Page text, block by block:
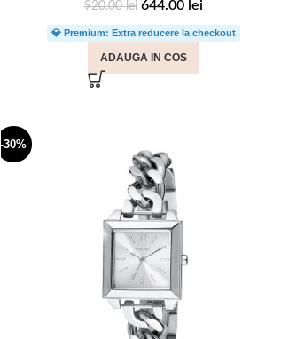
920.00lei 644.00 lei
💎 Premium: Extra reducere la checkout
ADAUGA IN COS
-30%